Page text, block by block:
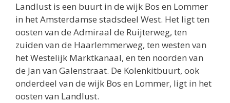
Landlust is een buurt in de wijk Bos en Lommer
in het Amsterdamse stadsdeel West. Het ligt ten
oosten van de Admiraal de Ruijterweg, ten
zuiden van de Haarlemmerweg, ten westen van
het Westelijk Marktkanaal, en ten noorden van
de Jan van Galenstraat. De Kolenkitbuurt, ook
onderdeel van de wijk Bos en Lommer, ligt in het
oosten van Landlust.